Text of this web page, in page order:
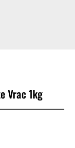
Vrac 1kg